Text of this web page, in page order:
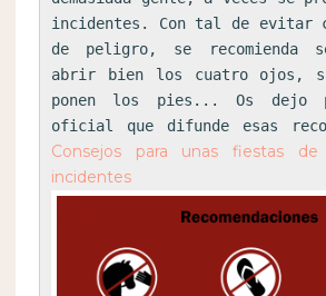
incidentes. Con tal de evitar
de peligro, se recomienda
abrir bien los cuatro ojos,
ponen los pies... Os dejo
Consejos para unas fiestas
incidentes